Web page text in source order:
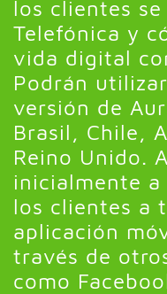
los clientes
Telefónica y
vida digital
Podrán
versión de
Brasil, Chile,
Reino Unido.
inicialmente
los clientes a
aplicación
través de
como